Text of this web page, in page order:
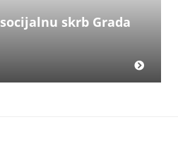
skrb Grada